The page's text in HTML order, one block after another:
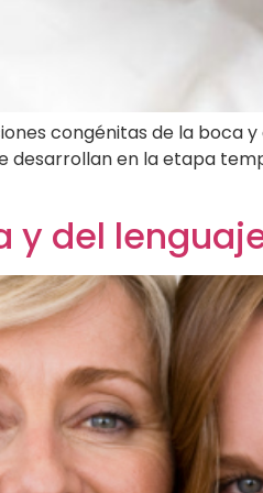
congénitas de la boca
desarrollan en la etapa
y del